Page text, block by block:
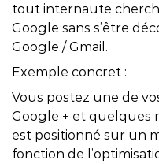
tout internaute
Google sans s’être
Google / Gmail.
Exemple concret :
Vous postez une de
Google + et quelques
est positionné sur un
fonction de